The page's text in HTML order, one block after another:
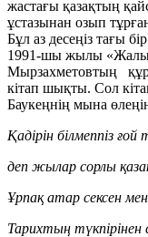
жастағы қазақтың
ұстазынан озып
Бұл аз десеңіз тағы
1991-шы жылы
Мырзахметовтың
кітап шықты. Сол
Баукеңнің мына
Қадірін білмеппіз ғой
деп жылар сорлы
Ұрпақ атар сексен мен
Тарихтың түкпірінен